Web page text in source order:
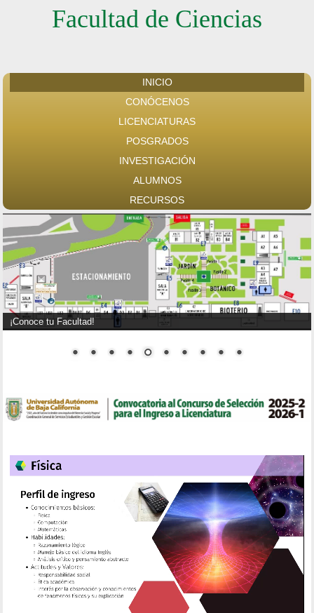
Facultad de Ciencias
INICIO
CONÓCENOS
LICENCIATURAS
POSGRADOS
INVESTIGACIÓN
ALUMNOS
RECURSOS
¡Conoce tu Facultad!